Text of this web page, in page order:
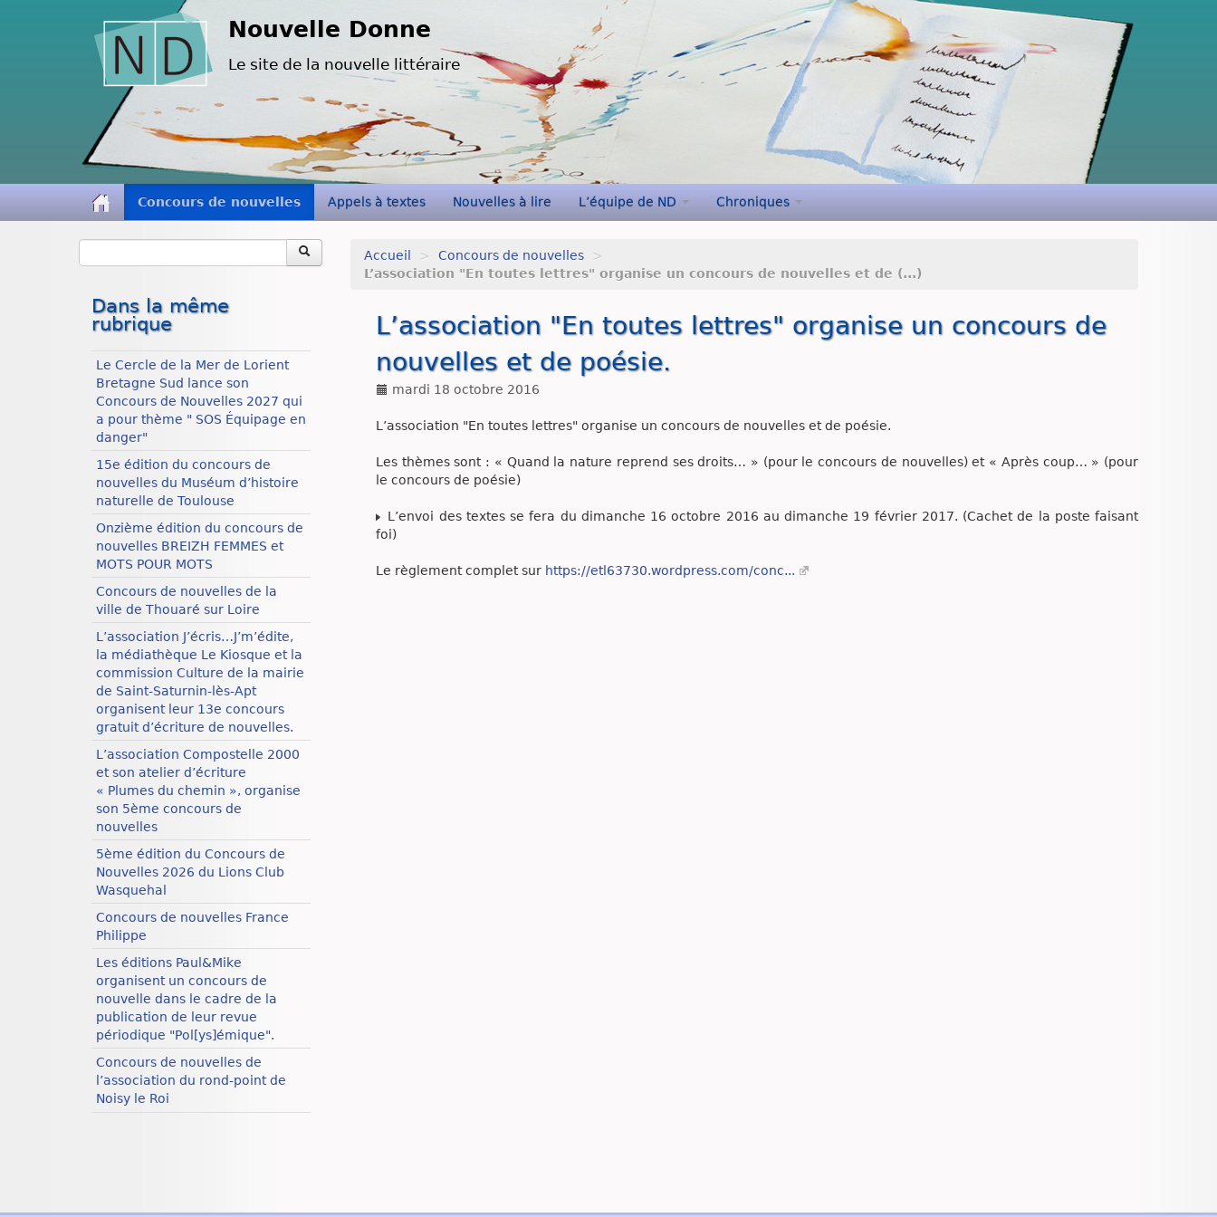
Nouvelle Donne
Le site de la nouvelle littéraire
Concours de nouvelles Appels à textes Nouvelles à lire L’équipe de ND Chroniques
Accueil > Concours de nouvelles
>
L’association "En toutes lettres" organise un concours de nouvelles et de (...)
L’association "En toutes lettres" organise un concours de
nouvelles et de poésie.
mardi 18 octobre 2016
L’association "En toutes lettres" organise un concours de nouvelles et de poésie.
Les thèmes sont : « Quand la nature reprend ses droits… » (pour le concours de nouvelles) et « Après coup… » (pour
le concours de poésie)
L’envoi des textes se fera du dimanche 16 octobre 2016 au dimanche 19 février 2017. (Cachet de la poste faisant
foi)
Le règlement complet sur https://etl63730.wordpress.com/conc...
Dans la même
rubrique
Le Cercle de la Mer de Lorient
Bretagne Sud lance son
Concours de Nouvelles 2027 qui
a pour thème " SOS Équipage en
danger"
15e édition du concours de
nouvelles du Muséum d’histoire
naturelle de Toulouse
Onzième édition du concours de
nouvelles BREIZH FEMMES et
MOTS POUR MOTS
Concours de nouvelles de la
ville de Thouaré sur Loire
L’association J’écris…J’m’édite,
la médiathèque Le Kiosque et la
commission Culture de la mairie
de Saint-Saturnin-lès-Apt
organisent leur 13e concours
gratuit d’écriture de nouvelles.
L’association Compostelle 2000
et son atelier d’écriture
« Plumes du chemin », organise
son 5ème concours de
nouvelles
5ème édition du Concours de
Nouvelles 2026 du Lions Club
Wasquehal
Concours de nouvelles France
Philippe
Les éditions Paul&Mike
organisent un concours de
nouvelle dans le cadre de la
publication de leur revue
périodique "Pol[ys]émique".
Concours de nouvelles de
l’association du rond-point de
Noisy le Roi